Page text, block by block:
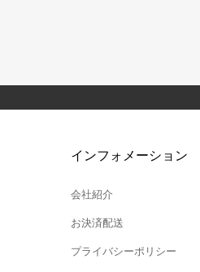
インフォメーション
会社紹介
お決済配送
プライバシーポリシー